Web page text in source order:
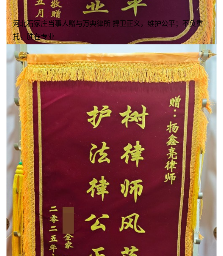
河北石家庄当事人赠与万典律所 捍卫正义，维护公平；不负重
托，胜在专业